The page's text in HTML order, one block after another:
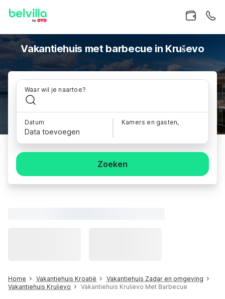
Vakantiehuis met barbecue in Kruševo
Waar wil je naartoe?
Datum
Data toevoegen
Kamers en gasten,
Zoeken
Home Vakantiehuis Kroatië
Vakantiehuis Zadar en omgeving
Vakantiehuis Kruševo
Vakantiehuis Kruševo Met Barbecue